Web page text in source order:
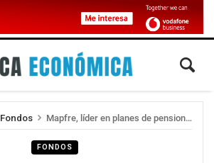
Fondos Mapfre, líder en planes de pensiones simplificados para autónomos
FONDOS